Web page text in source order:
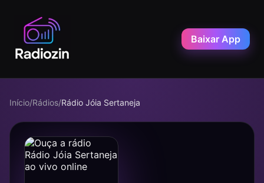
Baixar App
Início/Rádios/Rádio Jóia Sertaneja